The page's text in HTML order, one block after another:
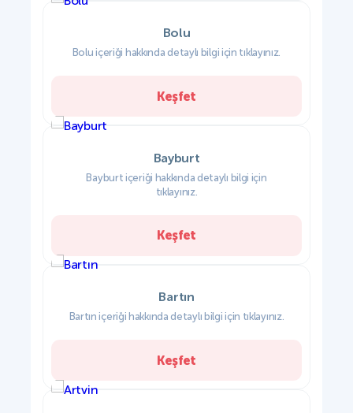
Bolu
Bolu içeriği hakkında detaylı bilgi için tıklayınız.
Keşfet
Bayburt
Bayburt içeriği hakkında detaylı bilgi için
tıklayınız.
Keşfet
Bartın
Bartın içeriği hakkında detaylı bilgi için tıklayınız.
Keşfet